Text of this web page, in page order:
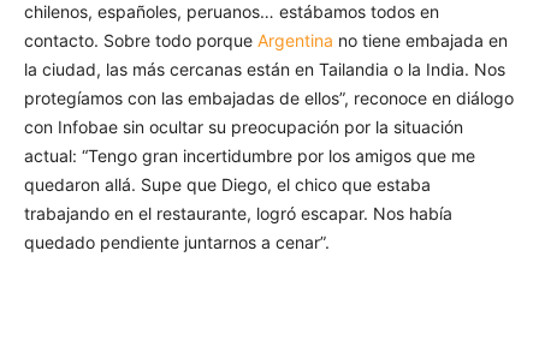
chilenos, españoles, peruanos… estábamos todos en
contacto. Sobre todo porque Argentina no tiene embajada en
la ciudad, las más cercanas están en Tailandia o la India. Nos
protegíamos con las embajadas de ellos”, reconoce en diálogo
con Infobae sin ocultar su preocupación por la situación
actual: “Tengo gran incertidumbre por los amigos que me
quedaron allá. Supe que Diego, el chico que estaba
trabajando en el restaurante, logró escapar. Nos había
quedado pendiente juntarnos a cenar”.